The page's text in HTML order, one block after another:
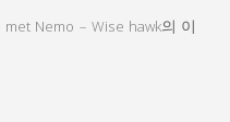
Nemo – Wise hawk의 이